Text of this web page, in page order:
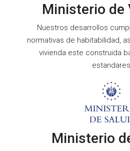
Ministerio de
Nuestros desarrollos
normativas de habitabilidad,
vivienda este construida
estandares.
Ministerio